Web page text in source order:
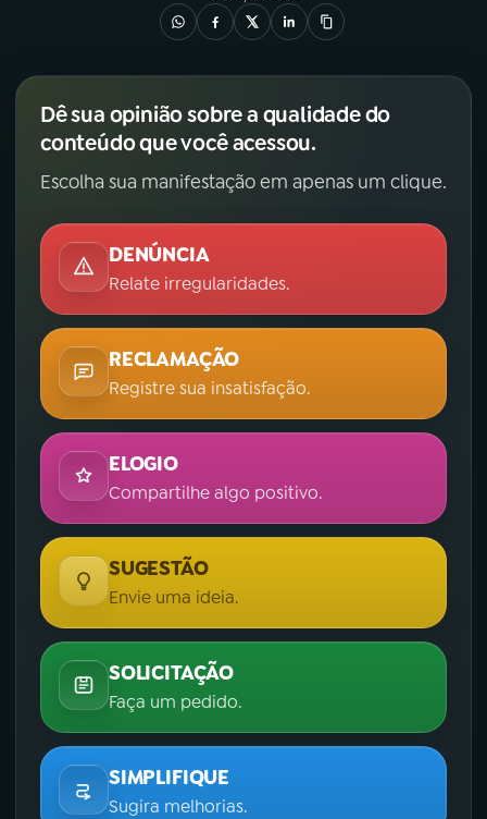
Dê sua opinião sobre a qualidade do
conteúdo que você acessou.
Escolha sua manifestação em apenas um clique.
DENÚNCIA
Relate irregularidades.
RECLAMAÇÃO
Registre sua insatisfação.
ELOGIO
Compartilhe algo positivo.
SUGESTÃO
Envie uma ideia.
SOLICITAÇÃO
Faça um pedido.
SIMPLIFIQUE
Sugira melhorias.